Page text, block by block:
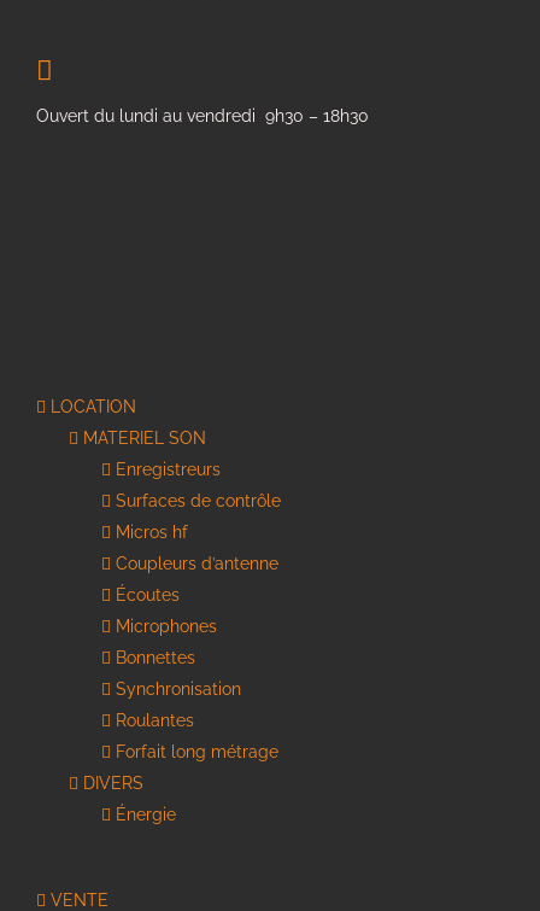
Ouvert du lundi au vendredi 9h30 – 18h30
LOCATION
MATERIEL SON
Enregistreurs
Surfaces de contrôle
Micros hf
Coupleurs d’antenne
Écoutes
Microphones
Bonnettes
Synchronisation
Roulantes
Forfait long métrage
DIVERS
Énergie
VENTE